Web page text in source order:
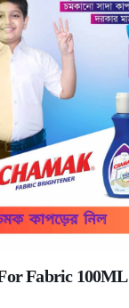
Fabric 100ML